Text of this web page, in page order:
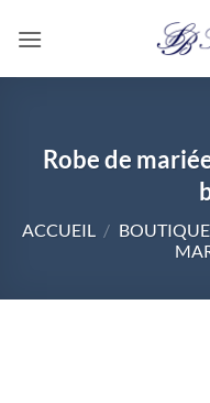
Robe de
ACCUEIL / BOUTIQUE